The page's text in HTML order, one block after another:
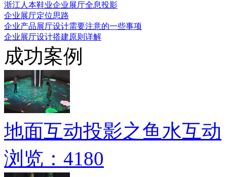
浙江人本鞋业企业展厅全息投影
企业展厅定位思路
企业产品展厅设计需要注意的一些事项
企业展厅设计搭建原则详解
成功案例
地面互动投影之鱼水互动
浏览：4180